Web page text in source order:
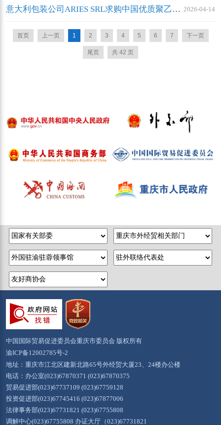
意大利包装公司ARIES SRL求购中国优质聚乙烯薄膜 2026-04-14
首页 上一页 1 2 3 4 5 6 7 下一页
尾页 共 42 页
中国国际贸易促进委员会重庆市委员会 版权所有
渝ICP备12002785号-2
地址：重庆市江北区建新北路65号外经贸大厦23、24楼办公楼
电话：办公室(023)67870371 (023)67870375
贸易促进部(023)67737109 (023)67759128
投资促进部(023)67745416 (023)67877006
法律事务部(023)67731821 (023)67755808
调解中心(023)67755808 办证大厅（023)67731821